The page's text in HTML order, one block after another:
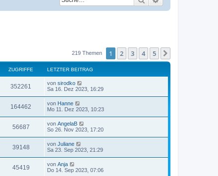
219 Themen 1 2 3 4 5
ZUGRIFFE LETZTER BEITRAG
352261 von sirodko
Sa 16. Dez 2023, 16:29
164462 von Hanne
Mo 11. Dez 2023, 10:23
56687 von AngelaB
So 26. Nov 2023, 17:20
39148 von Juliane
Sa 23. Sep 2023, 21:29
45419 von Anja
Do 14. Sep 2023, 07:06